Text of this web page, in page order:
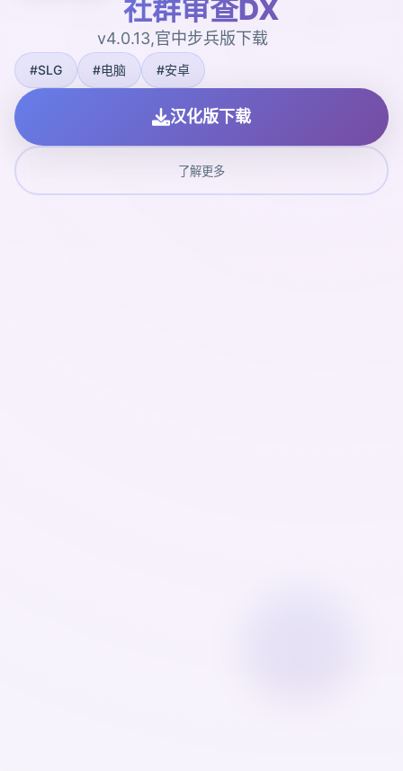
社群审查DX
v4.0.13,官中步兵版下载
#SLG #电脑 #安卓
汉化版下载
了解更多